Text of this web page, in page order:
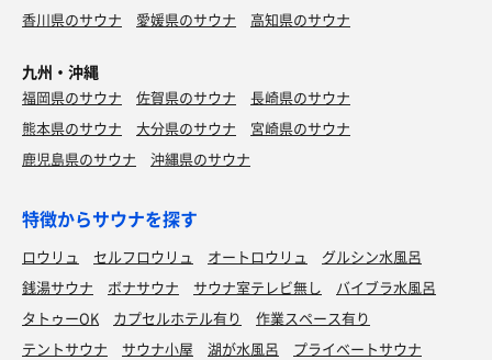
香川県のサウナ
愛媛県のサウナ 高知県のサウナ
九州・沖縄
福岡県のサウナ 佐賀県のサウナ
長崎県のサウナ
熊本県のサウナ
大分県のサウナ
宮崎県のサウナ
鹿児島県のサウナ
沖縄県のサウナ
特徴からサウナを探す
ロウリュ セルフロウリュ オートロウリュ
グルシン水風呂
銭湯サウナ
ボナサウナ サウナ室テレビ無し
バイブラ水風呂
タトゥーOK
カプセルホテル有り
作業スペース有り
テントサウナ
サウナ小屋 湖が水風呂 プライベートサウナ